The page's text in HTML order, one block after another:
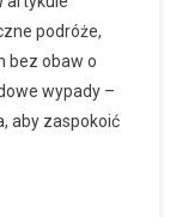
podróże,
bez obaw o
wypady –
aby zaspokoić